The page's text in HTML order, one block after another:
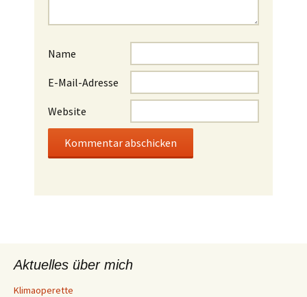
Name
E-Mail-Adresse
Website
Aktuelles über mich
Klimaoperette